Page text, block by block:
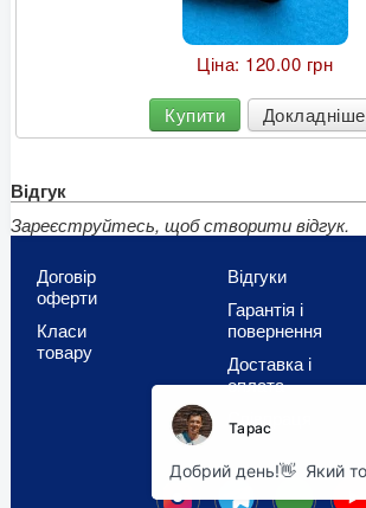
Ціна: 120.00 грн
Купити Докладніше
Відгук
Зареєструйтесь, щоб створити відгук.
Договір
оферти
Класи
товару
Відгуки
Гарантія і
повернення
Доставка і
оплата
Співпраця